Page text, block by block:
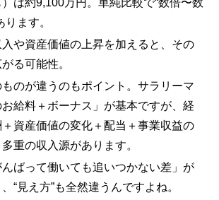
ります。
や資産価値の上昇を加えると、その
る可能性。
のが違うのもポイント。サラリーマ
給料＋ボーナス」が基本ですが、経
資産価値の変化＋配当＋事業収益の
重の収入源があります。
ばって働いても追いつかない差」が
“見え方”も全然違うんですよね。